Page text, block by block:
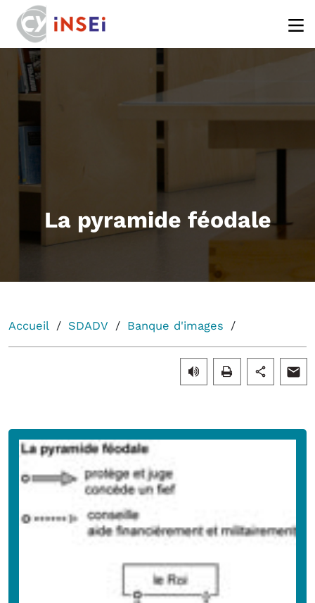
La pyramide féodale
Accueil SDADV Banque d'images